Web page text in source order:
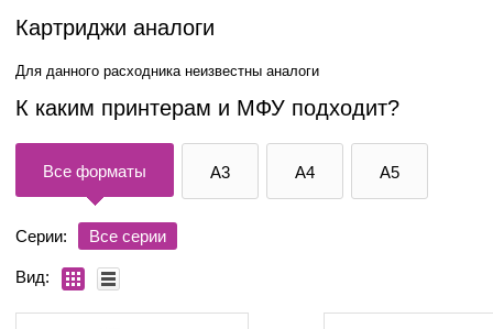
Картриджи аналоги
Для данного расходника неизвестны аналоги
К каким принтерам и МФУ подходит?
Все форматы A3 A4 A5
Серии: Все серии
Вид: